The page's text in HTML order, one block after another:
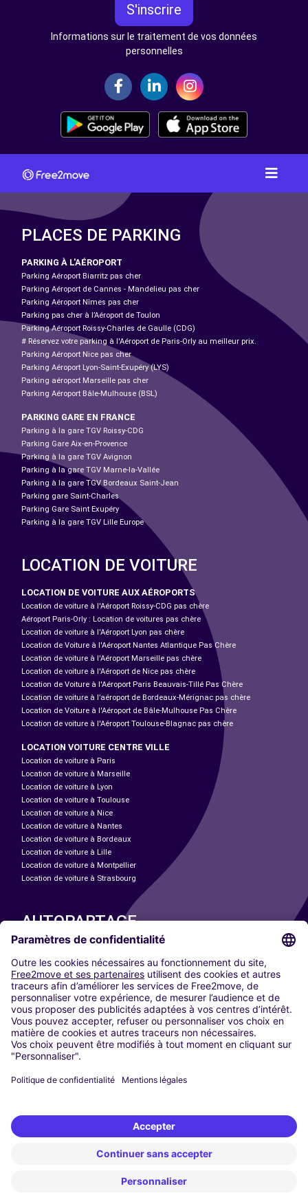
S'inscrire
Informations sur le traitement de vos données
personnelles
PLACES DE PARKING
PARKING À L'AÉROPORT
Parking Aéroport Biarritz pas cher
Parking Aéroport de Cannes - Mandelieu pas cher
Parking Aéroport Nîmes pas cher
Parking pas cher à l’Aéroport de Toulon
Parking Aéroport Roissy-Charles de Gaulle (CDG)
# Réservez votre parking à l'Aéroport de Paris-Orly au meilleur prix.
Parking Aéroport Nice pas cher
Parking Aéroport Lyon-Saint-Exupéry (LYS)
Parking aéroport Marseille pas cher
Parking Aéroport Bâle-Mulhouse (BSL)
PARKING GARE EN FRANCE
Parking à la gare TGV Roissy-CDG
Parking Gare Aix-en-Provence
Parking à la gare TGV Avignon
Parking à la gare TGV Marne-la-Vallée
Parking à la gare TGV Bordeaux Saint-Jean
Parking gare Saint-Charles
Parking Gare Saint Exupéry
Parking à la gare TGV Lille Europe
LOCATION DE VOITURE
LOCATION DE VOITURE AUX AÉROPORTS
Location de voiture à l'Aéroport Roissy-CDG pas chère
Aéroport Paris-Orly : Location de voitures pas chère
Location de voiture à l'Aéroport Lyon pas chère
Location de Voiture à l'Aéroport Nantes Atlantique Pas Chère
Location de voiture à l'Aéroport Marseille pas chère
Location de voiture à l'Aéroport de Nice pas chère
Location de Voiture à l'Aéroport Paris Beauvais-Tillé Pas Chère
Location de voiture à l’aéroport de Bordeaux-Mérignac pas chère
Location de Voiture à l'Aéroport de Bâle-Mulhouse Pas Chère
Location de voiture à l'Aéroport Toulouse-Blagnac pas chère
LOCATION VOITURE CENTRE VILLE
Location de voiture à Paris
Location de voiture à Marseille
Location de voiture à Lyon
Location de voiture à Toulouse
Location de voiture à Nice
Location de voiture à Nantes
Location de voiture à Bordeaux
Location de voiture à Lille
Location de voiture à Montpellier
Location de voiture à Strasbourg
AUTOPARTAGE
Paris
Madrid
Washington DC
Milan
Rome
Turin
Vienne
Berlin
Düsseldorf